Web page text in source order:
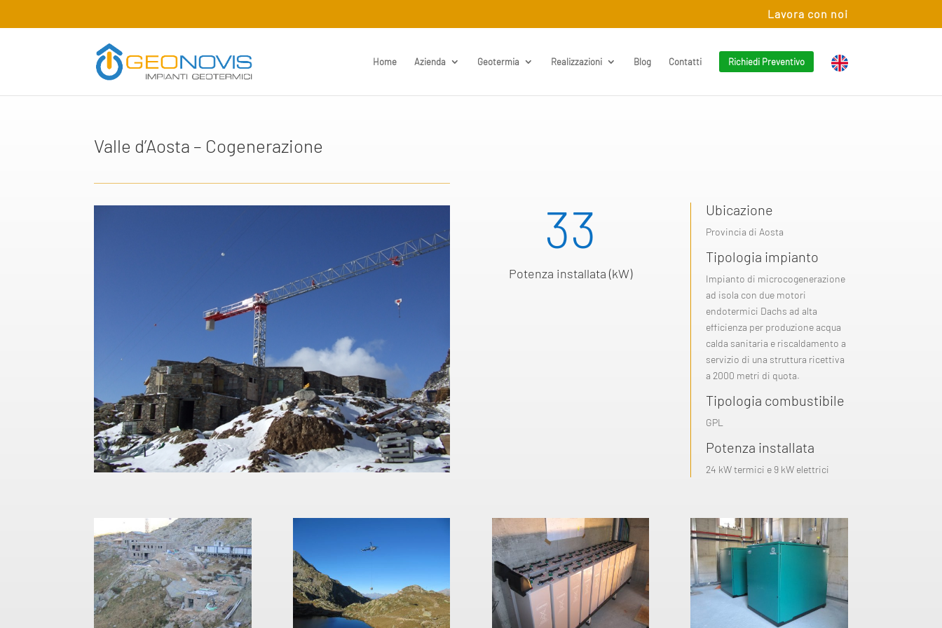
Lavora con noi
Home Azienda Geotermia Realizzazioni Blog Contatti Richiedi Preventivo
Valle d’Aosta – Cogenerazione
33
Potenza installata (kW)
Ubicazione
Provincia di Aosta
Tipologia impianto
Impianto di microcogenerazione
ad isola con due motori
endotermici Dachs ad alta
efficienza per produzione acqua
calda sanitaria e riscaldamento a
servizio di una struttura ricettiva
a 2000 metri di quota.
Tipologia combustibile
GPL
Potenza installata
24 kW termici e 9 kW elettrici